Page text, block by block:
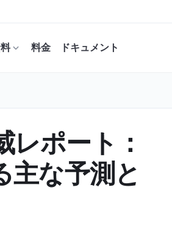
料金 ドキュメント
ポート：
主な予測と